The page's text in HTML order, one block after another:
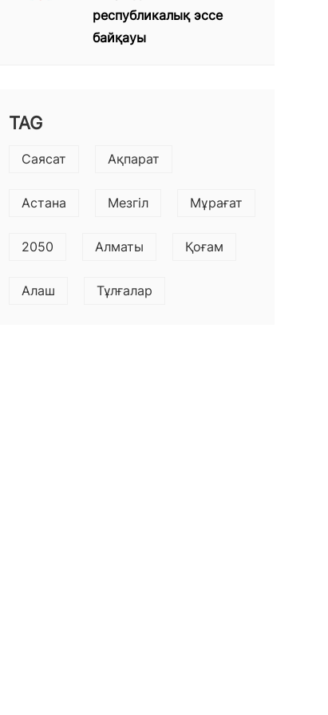
республикалық эссе
байқауы
TAG
Саясат Ақпарат
Астана Мезгіл Мұрағат
2050 Алматы Қоғам
Алаш Тұлғалар